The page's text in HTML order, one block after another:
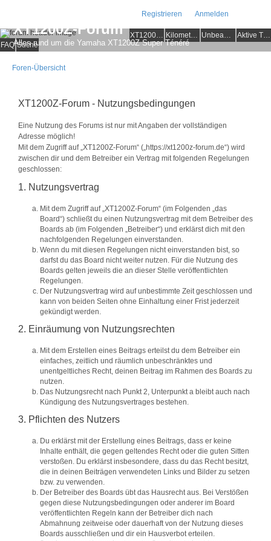
Anmelden
Registrieren
XT1200Z-Wiki Kilometerstatistik Unbeantwortete Themen Aktive Themen
XT1200Z-Forum
Alles rund um die Yamaha XT1200Z Super Ténéré
FAQ Suche
Foren-Übersicht
XT1200Z-Forum - Nutzungsbedingungen
Eine Nutzung des Forums ist nur mit Angaben der vollständigen
Adresse möglich!
Mit dem Zugriff auf „XT1200Z-Forum“ („https://xt1200z-forum.de“) wird
zwischen dir und dem Betreiber ein Vertrag mit folgenden Regelungen
geschlossen:
1. Nutzungsvertrag
Mit dem Zugriff auf „XT1200Z-Forum“ (im Folgenden „das
Board“) schließt du einen Nutzungsvertrag mit dem Betreiber des
Boards ab (im Folgenden „Betreiber“) und erklärst dich mit den
nachfolgenden Regelungen einverstanden.
Wenn du mit diesen Regelungen nicht einverstanden bist, so
darfst du das Board nicht weiter nutzen. Für die Nutzung des
Boards gelten jeweils die an dieser Stelle veröffentlichten
Regelungen.
Der Nutzungsvertrag wird auf unbestimmte Zeit geschlossen und
kann von beiden Seiten ohne Einhaltung einer Frist jederzeit
gekündigt werden.
2. Einräumung von Nutzungsrechten
Mit dem Erstellen eines Beitrags erteilst du dem Betreiber ein
einfaches, zeitlich und räumlich unbeschränktes und
unentgeltliches Recht, deinen Beitrag im Rahmen des Boards zu
nutzen.
Das Nutzungsrecht nach Punkt 2, Unterpunkt a bleibt auch nach
Kündigung des Nutzungsvertrages bestehen.
3. Pflichten des Nutzers
Du erklärst mit der Erstellung eines Beitrags, dass er keine
Inhalte enthält, die gegen geltendes Recht oder die guten Sitten
verstoßen. Du erklärst insbesondere, dass du das Recht besitzt,
die in deinen Beiträgen verwendeten Links und Bilder zu setzen
bzw. zu verwenden.
Der Betreiber des Boards übt das Hausrecht aus. Bei Verstößen
gegen diese Nutzungsbedingungen oder anderer im Board
veröffentlichten Regeln kann der Betreiber dich nach
Abmahnung zeitweise oder dauerhaft von der Nutzung dieses
Boards ausschließen und dir ein Hausverbot erteilen.